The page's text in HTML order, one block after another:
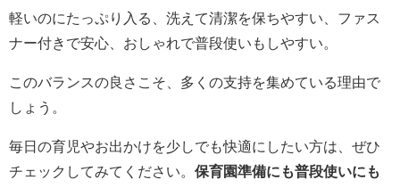
軽いのにたっぷり入る、洗えて清潔を保ちやすい、ファス
ナー付きで安心、おしゃれで普段使いもしやすい。
このバランスの良さこそ、多くの支持を集めている理由で
しょう。
毎日の育児やお出かけを少しでも快適にしたい方は、ぜひ
チェックしてみてください。 保育園準備にも普段使いにも